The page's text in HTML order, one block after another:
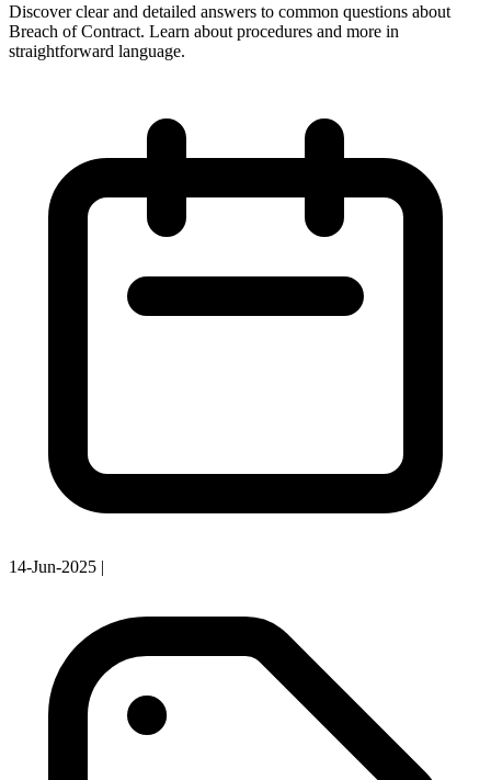
Discover clear and detailed answers to common questions about
Breach of Contract. Learn about procedures and more in
straightforward language.
14-Jun-2025 |